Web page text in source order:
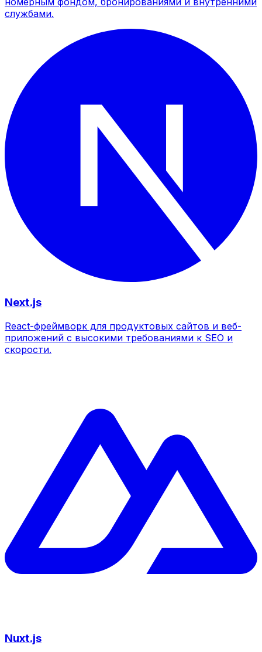
службами.
Next.js
React-фреймворк для продуктовых сайтов и веб-
приложений с высокими требованиями к SEO и
скорости.
Nuxt.js